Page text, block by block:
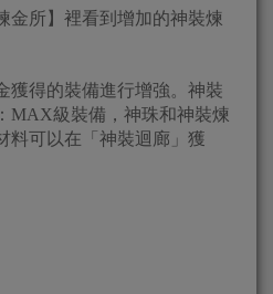
金所】裡看到增加的神裝煉
獲得的裝備進行增強。神裝
MAX級裝備，神珠和神裝煉
料可以在「神裝迴廊」獲